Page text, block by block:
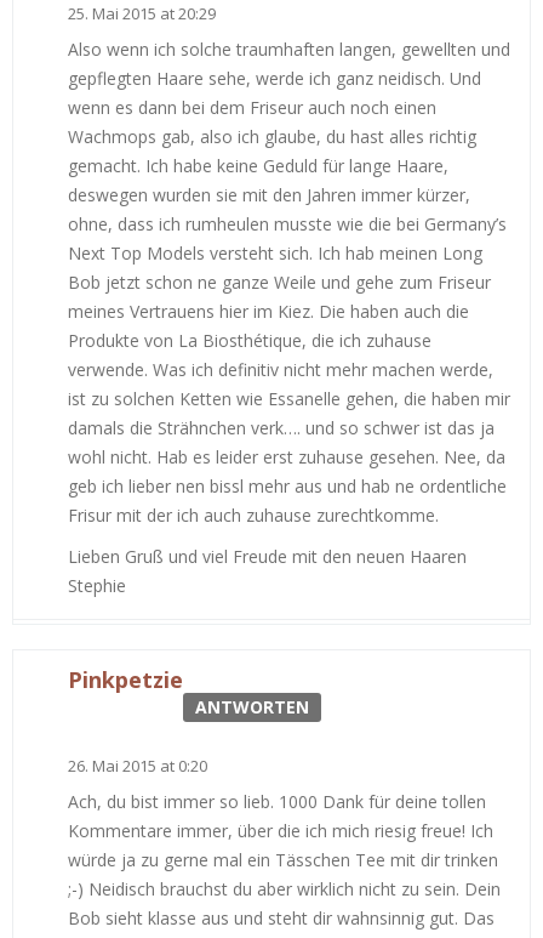
25. Mai 2015 at 20:29
Also wenn ich solche traumhaften langen, gewellten und
gepflegten Haare sehe, werde ich ganz neidisch. Und
wenn es dann bei dem Friseur auch noch einen
Wachmops gab, also ich glaube, du hast alles richtig
gemacht. Ich habe keine Geduld für lange Haare,
deswegen wurden sie mit den Jahren immer kürzer,
ohne, dass ich rumheulen musste wie die bei Germany’s
Next Top Models versteht sich. Ich hab meinen Long
Bob jetzt schon ne ganze Weile und gehe zum Friseur
meines Vertrauens hier im Kiez. Die haben auch die
Produkte von La Biosthétique, die ich zuhause
verwende. Was ich definitiv nicht mehr machen werde,
ist zu solchen Ketten wie Essanelle gehen, die haben mir
damals die Strähnchen verk…. und so schwer ist das ja
wohl nicht. Hab es leider erst zuhause gesehen. Nee, da
geb ich lieber nen bissl mehr aus und hab ne ordentliche
Frisur mit der ich auch zuhause zurechtkomme.
Lieben Gruß und viel Freude mit den neuen Haaren
Stephie
Pinkpetzie
ANTWORTEN
26. Mai 2015 at 0:20
Ach, du bist immer so lieb. 1000 Dank für deine tollen
Kommentare immer, über die ich mich riesig freue! Ich
würde ja zu gerne mal ein Tässchen Tee mit dir trinken
;-) Neidisch brauchst du aber wirklich nicht zu sein. Dein
Bob sieht klasse aus und steht dir wahnsinnig gut. Das